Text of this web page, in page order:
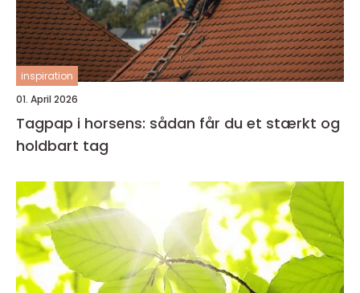
inspiration
01. April 2026
Tagpap i horsens: sådan får du et stærkt og
holdbart tag